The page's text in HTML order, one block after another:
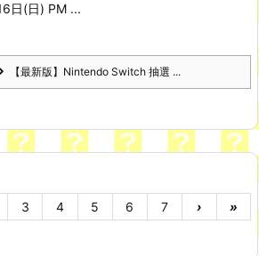
日(日) PM ...
【最新版】Nintendo Switch 抽選 ...
3 4 5 6 7 › »